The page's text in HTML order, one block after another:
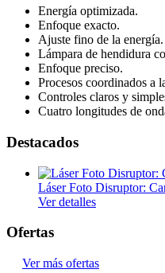
Energía optimizada.
Enfoque exacto.
Ajuste fino de la energía.
Lámpara de hendidura
Enfoque preciso.
Procesos coordinados a
Controles claros y
Cuatro longitudes de
Destacados
Láser Foto Disruptor:
Ver detalles
Ofertas
Ver más ofertas